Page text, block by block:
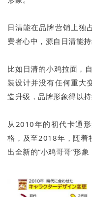
日清能在品牌营销上独
费者心中，源自日清能
比如日清的小鸡拉面，
装设计并没有任何重大
造升级，品牌形象得以持
从2010年的初代卡通
格，及至2018年，随着
出全新的“小鸡哥哥”形象